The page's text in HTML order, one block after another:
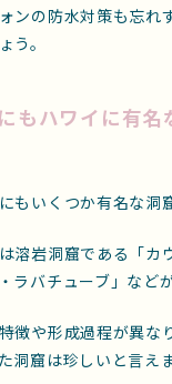
ンの防水対策も忘れ
う。
もハワイに有名
もいくつか有名な洞
溶岩洞窟である「カ
ラバチューブ」など
徴や形成過程が異な
洞窟は珍しいと言えま